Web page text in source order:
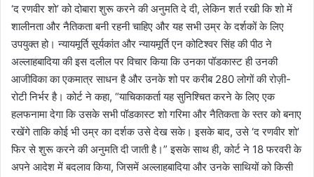
‘द रणवीर शो’ को दोबारा शुरू करने की अनुमति दे दी, लेकिन शर्त रखी कि शो में
शालीनता और नैतिकता बनी रहनी चाहिए और यह सभी उम्र के दर्शकों के लिए
उपयुक्त हो। न्यायमूर्ति सूर्यकांत और न्यायमूर्ति एन कोटिश्वर सिंह की पीठ ने
अल्लाहबादिया की इस दलील पर विचार किया कि उनका पॉडकास्ट ही उनकी
आजीविका का एकमात्र साधन है और उनके शो पर करीब 280 लोगों की रोज़ी-
रोटी निर्भर है। कोर्ट ने कहा, “याचिकाकर्ता यह सुनिश्चित करने के लिए एक
हलफनामा देगा कि उसके सभी पॉडकास्ट शो गरिमा और नैतिकता के स्तर को बनाए
रखेंगे ताकि कोई भी उम्र का दर्शक उसे देख सके। इसके बाद, उसे ‘द रणवीर शो’
फिर से शुरू करने की अनुमति दी जाती है।” इसके साथ ही, कोर्ट ने 18 फरवरी के
अपने आदेश में बदलाव किया, जिसमें अल्लाहबादिया और उनके साथियों को किसी